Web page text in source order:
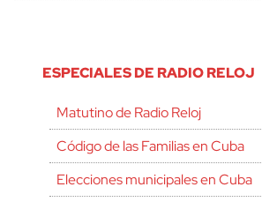
ESPECIALES DE RADIO RELOJ
Matutino de Radio Reloj
Código de las Familias en Cuba
Elecciones municipales en Cuba